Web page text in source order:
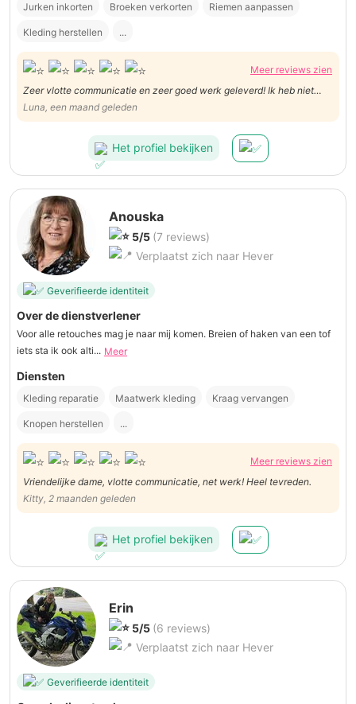
Jurken inkorten Broeken verkorten Riemen aanpassen
Kleding herstellen ...
Meer reviews zien
Zeer vlotte communicatie en zeer goed werk geleverd! Ik heb niet
lang op 6 broeken moeten wachten en ze werden perfect ingekort.
Dank je wel Minah!
Luna, een maand geleden
Het profiel bekijken
Anouska
5/5 (7 reviews)
Verplaatst zich naar Hever
Geverifieerde identiteit
Over de dienstverlener
Voor alle retouches mag je naar mij komen. Breien of haken van een tof
iets sta ik ook alti... Meer
Diensten
Kleding reparatie Maatwerk kleding Kraag vervangen
Knopen herstellen ...
Meer reviews zien
Vriendelijke dame, vlotte communicatie, net werk! Heel tevreden.
Kitty, 2 maanden geleden
Het profiel bekijken
Erin
5/5 (6 reviews)
Verplaatst zich naar Hever
Geverifieerde identiteit